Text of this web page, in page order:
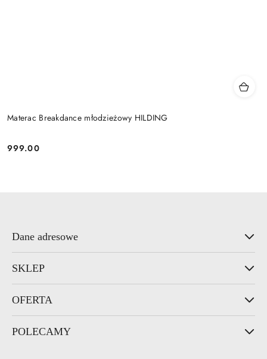
Materac Breakdance młodzieżowy HILDING
Cena:
999.00
Dane adresowe
SKLEP
OFERTA
POLECAMY